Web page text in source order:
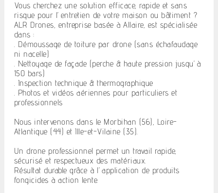
Vous cherchez une solution efficace, rapide et sans
risque pour l’entretien de votre maison ou bâtiment ?
ALR Drones, entreprise basée à Allaire, est spécialisée
dans :
. Démoussage de toiture par drone (sans échafaudage
ni nacelle)
. Nettoyage de façade (perche & haute pression jusqu’à
150 bars)
. Inspection technique & thermographique
. Photos et vidéos aériennes pour particuliers et
professionnels
Nous intervenons dans le Morbihan (56), Loire-
Atlantique (44) et Ille-et-Vilaine (35).
Un drone professionnel permet un travail rapide,
sécurisé et respectueux des matériaux.
Résultat durable grâce à l’application de produits
fongicides à action lente.